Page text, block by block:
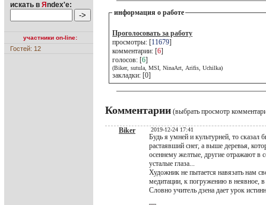
искать в Я ndex'е:
участники on-line:
Гостей: 12
информация о работе
Проголосовать за работу
просмотры: [11679]
комментарии: [6]
голосов: [6]
(Biker, sutula, MSI, NinaArt, Arifis, Uchilka)
закладки: [0]
Комментарии (выбрать просмотр
Biker 2019-12-24 17:41
Будь я умней и культурней, то
растаявший снег, а выше деревья,
осеннему желтые, другие отражают в
усталые глаза...
Художник не пытается навязать нам
медитации, к погружению в неявное, в
Словно учитель дзена дает урок